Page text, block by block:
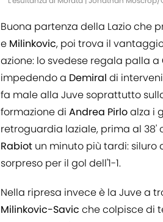
Buona partenza della Lazio che
e Milinkovic, poi trova il
azione: lo svedese regala palla a
impedendo a Demiral di
fa male alla Juve soprattutto
formazione di Andrea Pirloalza i
retroguardia laziale, prima al 38'
Rabiot un minuto più tardi: siluro
sorpreso per il gol dell'1-1.
Nella ripresa invece è la Juve a
Milinkovic-Savic che colpisce di